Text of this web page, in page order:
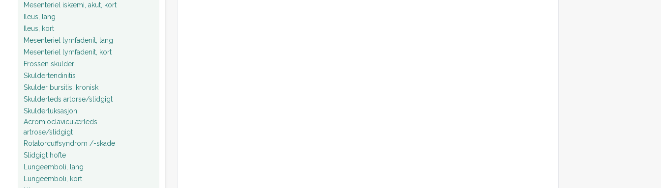
Mesenteriel iskæmi, akut, kort
Ileus, lang
Ileus, kort
Mesenteriel lymfadenit, lang
Mesenteriel lymfadenit, kort
Frossen skulder
Skuldertendinitis
Skulder bursitis, kronisk
Skulderleds artorse/slidgigt
Skulderluksasjon
Acromioclaviculærleds
artrose/slidgigt
Rotatorcuffsyndrom /-skade
Slidgigt hofte
Lungeemboli, lang
Lungeemboli, kort